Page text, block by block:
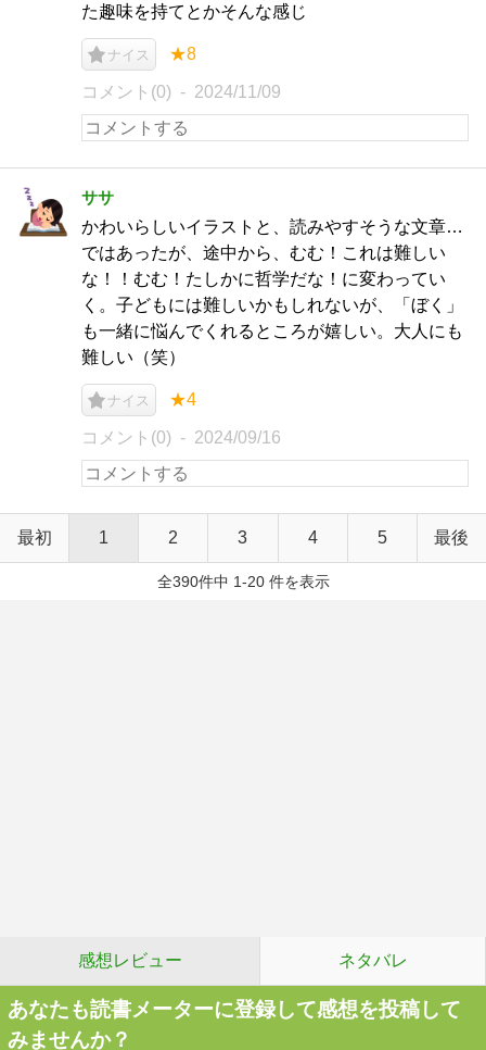
た趣味を持てとかそんな感じ
ナイス ★8
コメント(0) 2024/11/09
ササ
かわいらしいイラストと、読みやすそうな文章…
ではあったが、途中から、むむ！これは難しい
な！！むむ！たしかに哲学だな！に変わってい
く。子どもには難しいかもしれないが、「ぼく」
も一緒に悩んでくれるところが嬉しい。大人にも
難しい（笑）
ナイス ★4
コメント(0) 2024/09/16
最初 1 2 3 4 5 最後
全390件中 1-20 件を表示
感想レビュー ネタバレ
あなたも読書メーターに登録して感想を投稿して
みませんか？